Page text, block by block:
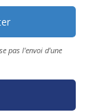
pas l'envoi d'une